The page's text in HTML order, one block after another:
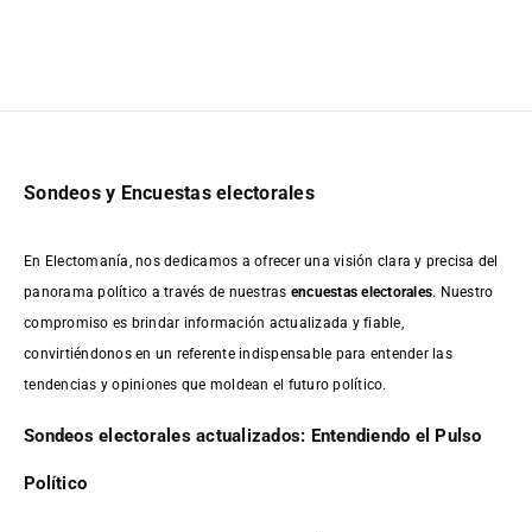
Sondeos y Encuestas electorales
En Electomanía, nos dedicamos a ofrecer una visión clara y precisa del
panorama político a través de nuestras encuestas electorales. Nuestro
compromiso es brindar información actualizada y fiable,
convirtiéndonos en un referente indispensable para entender las
tendencias y opiniones que moldean el futuro político.
Sondeos electorales actualizados: Entendiendo el Pulso
Político